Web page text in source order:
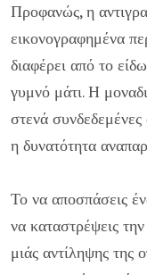
Προφανώς, η
εικονογραφημένα
διαφέρει από το
γυμνό μάτι. Η
στενά
η δυνατότητα
Το να αποσπάσεις
να καταστρέψεις
μιάς αντίληψης της